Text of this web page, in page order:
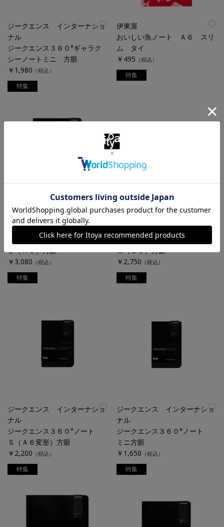
ジークエンス インターナショ
ナル
ジークエンス３６０°ギャラク
シーノートミニ 方眼
￥1,980 （税込）
特集
伊東屋
おいしい魚ノート Ａ６ スリ
ム タイ
￥495 （税込）
特集
ジークエンス インターナショ
ナル
ジークエンス３６０°ノート
Ｌ（Ａ５）方眼
￥3,080 （税込）
特集
ジークエンス インターナショ
ナル
ジークエンス３６０°ノート
Ｍ（Ｂ６）方眼
￥2,750 （税込）
特集
ジークエンス インターナショ
ナル
ジークエンス３６０°ノート
Ｓ（Ａ６変形）方眼
￥2,200 （税込）
特集
ジークエンス インターナショ
ナル
ジークエンス３６０°ノート
ミニ方眼
￥1,650 （税込）
特集